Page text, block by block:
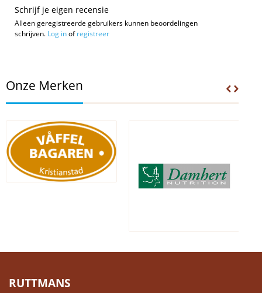
Schrijf je eigen recensie
Alleen geregistreerde gebruikers kunnen beoordelingen
schrijven. Log inofregistreer
Onze Merken
RUTTMANS